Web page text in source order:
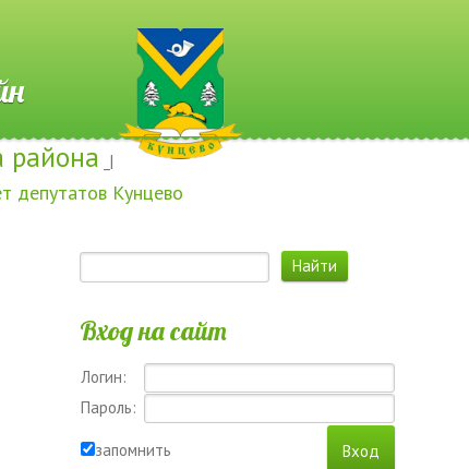
района _|
депутатов Кунцево
Вход на сайт
Логин:
Пароль:
запомнить